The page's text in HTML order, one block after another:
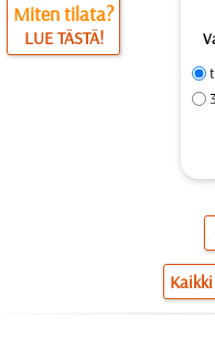
Miten tilata?
LUE TÄSTÄ!